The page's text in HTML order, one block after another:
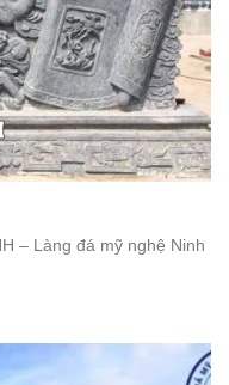
– Làng đá mỹ nghệ Ninh